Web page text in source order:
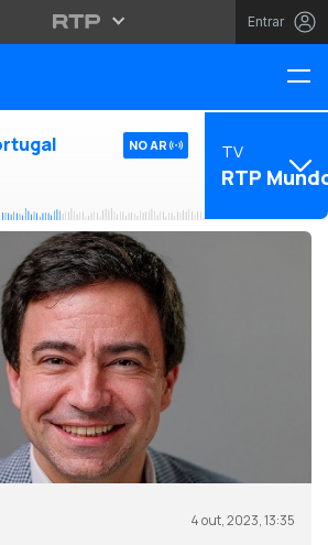
Entrar
NO AR TV
RTP
4 out, 2023, 13:35